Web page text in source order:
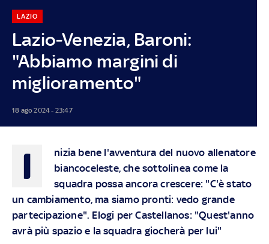
Lazio-Venezia, Baroni:
"Abbiamo margini di
miglioramento"
LAZIO
18 ago 2024 - 23:47
I
nizia bene l'avventura del nuovo allenatore
biancoceleste, che sottolinea come la
squadra possa ancora crescere: "C'è stato
un cambiamento, ma siamo pronti: vedo grande
partecipazione". Elogi per Castellanos: "Quest'anno
avrà più spazio e la squadra giocherà per lui"